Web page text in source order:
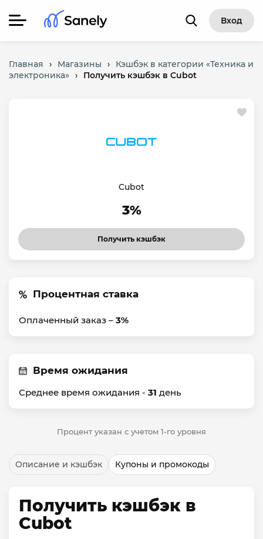
Вход
Главная › Магазины ›
Кэшбэк в категории «Техника и
электроника» › Получить кэшбэк в Cubot
Cubot
3%
Получить кэшбэк
Процентная ставка
Оплаченный заказ – 3%
Время ожидания
Среднее время ожидания - 31 день
Процент указан с учетом 1-го уровня
Описание и кэшбэк Купоны и промокоды
Получить кэшбэк в
Cubot